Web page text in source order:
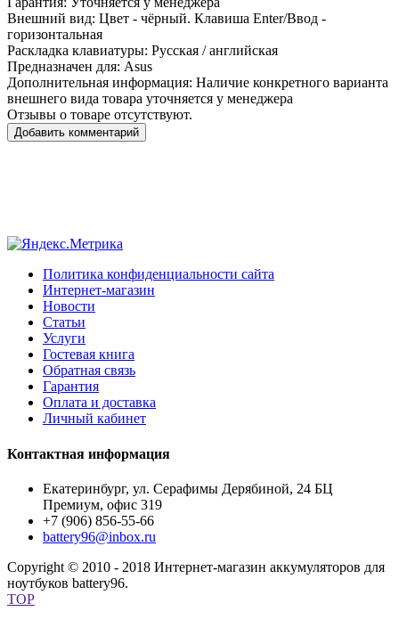
Внешний вид: Цвет - чёрный. Клавиша Enter/Ввод -
горизонтальная
Раскладка клавиатуры: Русская / английская
Предназначен для: Asus
Дополнительная информация: Наличие конкретного варианта
внешнего вида товара уточняется у менеджера
Отзывы о товаре отсутствуют.
Добавить комментарий
Политика конфиденциальности сайта
Интернет-магазин
Новости
Статьи
Услуги
Гостевая книга
Обратная связь
Гарантия
Оплата и доставка
Личный кабинет
Контактная информация
Екатеринбург, ул. Серафимы Дерябиной, 24 БЦ
Премиум, офис 319
+7 (906) 856-55-66
battery96@inbox.ru
Copyright © 2010 - 2018 Интернет-магазин аккумуляторов для
ноутбуков battery96.
TOP